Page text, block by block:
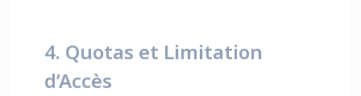
4. Quotas et Limitation
d’Accès